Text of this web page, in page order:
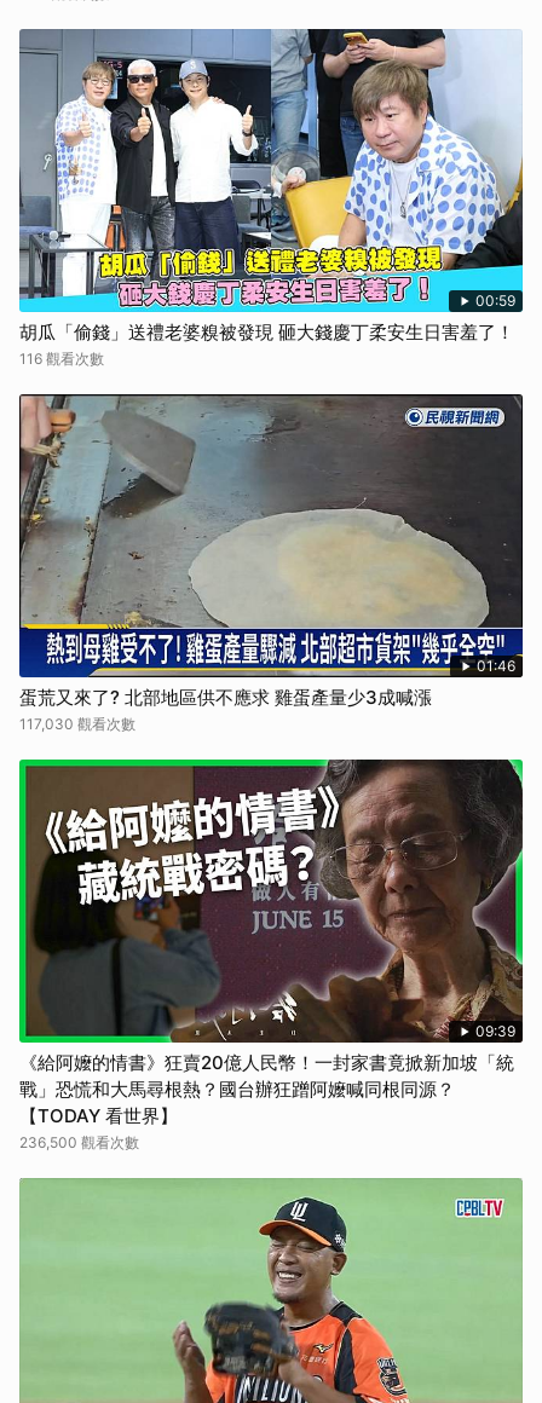
00:59
胡瓜「偷錢」送禮老婆糗被發現 砸大錢慶丁柔安生日害羞了！
116 觀看次數
01:46
蛋荒又來了? 北部地區供不應求 雞蛋產量少3成喊漲
117,030 觀看次數
09:39
《給阿嬤的情書》狂賣20億人民幣！一封家書竟掀新加坡「統
戰」恐慌和大馬尋根熱？國台辦狂蹭阿嬤喊同根同源？
【TODAY 看世界】
236,500 觀看次數